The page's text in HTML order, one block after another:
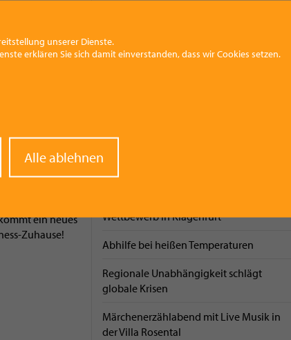
ab sofort mit Jo's Restaurant
PRIME öffnet
ein neues
Zuhause!
Neuer Verkaufsraum und erster
Blumenautomat
Wettbewerb in Klagenfurt
Abhilfe bei heißen Temperaturen
Regionale Unabhängigkeit schlägt
globale Krisen
Märchenerzählabend mit Live Musik in
der Villa Rosental
unserer Dienste.
erklären Sie sich damit einverstanden, dass wir Cookies setzen.
Withdraw
Alle ablehnen